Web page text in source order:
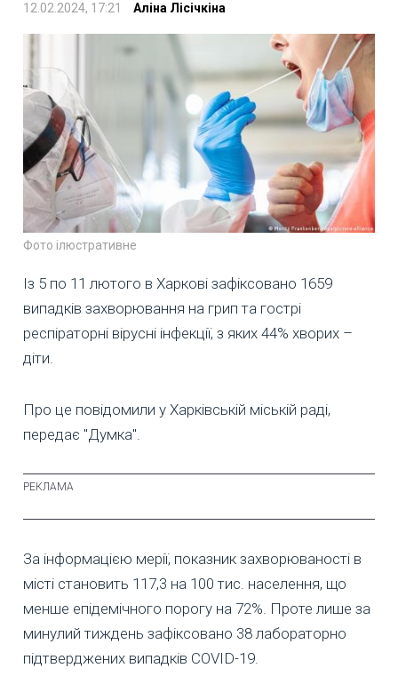
12.02.2024, 17:21 Аліна Лісічкіна
Фото ілюстративне
Із 5 по 11 лютого в Харкові зафіксовано 1659
випадків захворювання на грип та гострі
респіраторні вірусні інфекції, з яких 44% хворих –
діти.
Про це повідомили у Харківській міській раді,
передає "Думка".
За інформацією мерії, показник захворюваності в
місті становить 117,3 на 100 тис. населення, що
менше епідемічного порогу на 72%. Проте лише за
минулий тиждень зафіксовано 38 лабораторно
підтверджених випадків COVID-19.